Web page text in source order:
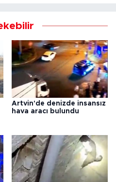
Artvin'de denizde insansız
hava aracı bulundu